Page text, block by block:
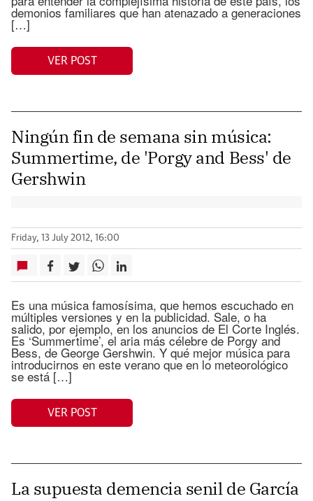
demonios familiares que han atenazado a generaciones
[…]
VER POST
Ningún fin de semana sin música:
Summertime, de 'Porgy and Bess' de
Gershwin
Friday, 13 July 2012, 16:00
Es una música famosísima, que hemos escuchado en
múltiples versiones y en la publicidad. Sale, o ha
salido, por ejemplo, en los anuncios de El Corte Inglés.
Es ‘Summertime’, el aria más célebre de Porgy and
Bess, de George Gershwin. Y qué mejor música para
introducirnos en este verano que en lo meteorológico
se está […]
VER POST
La supuesta demencia senil de García